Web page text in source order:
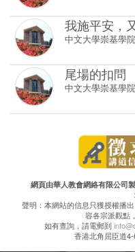
我施平安，
中文大學崇基學
尾場的扣問
中文大學崇基學
網頁由華人教會網絡有限公司
聲明：本網站的信息只獲授權播
容各宗派觀點
如有查詢，請電郵到
香港北角屈臣道